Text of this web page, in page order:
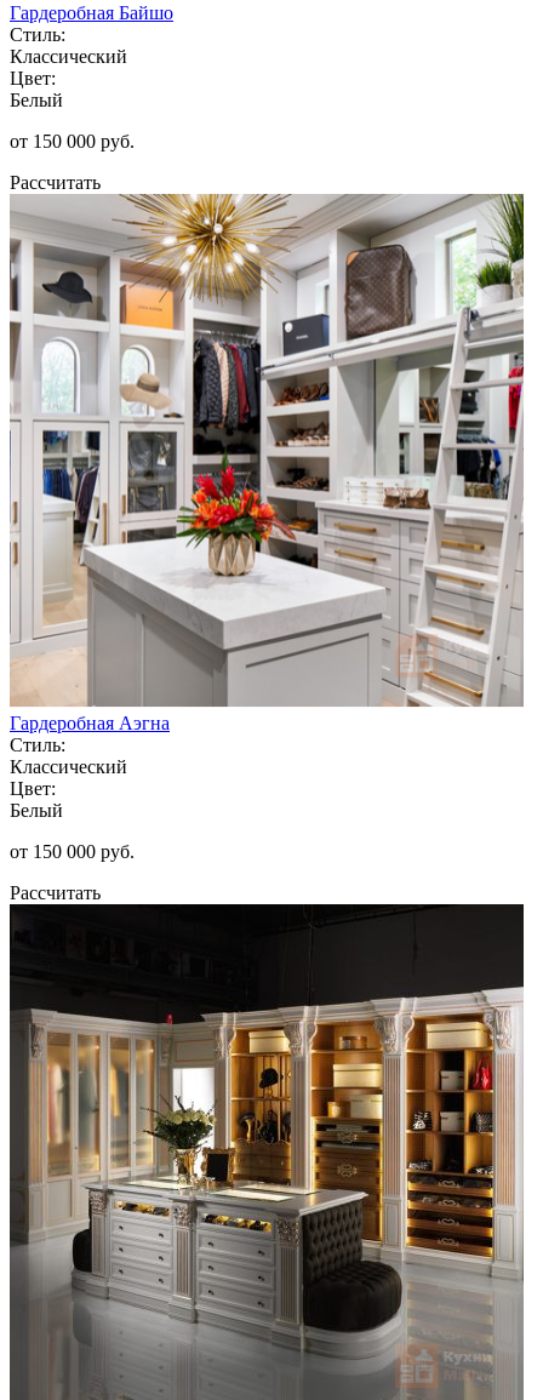
Гардеробная Байшо
Стиль:
Классический
Цвет:
Белый
от 150 000 руб.
Рассчитать
Гардеробная Аэгна
Стиль:
Классический
Цвет:
Белый
от 150 000 руб.
Рассчитать